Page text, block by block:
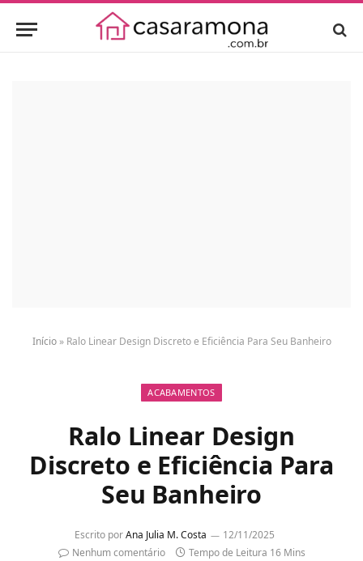
Início» Ralo Linear Design Discreto e Eficiência Para Seu Banheiro
ACABAMENTOS
Ralo Linear Design
Discreto e Eficiência Para
Seu Banheiro
Escrito por Ana Julia M. Costa
12/11/2025
Nenhum comentário
Tempo de Leitura 16 Mins